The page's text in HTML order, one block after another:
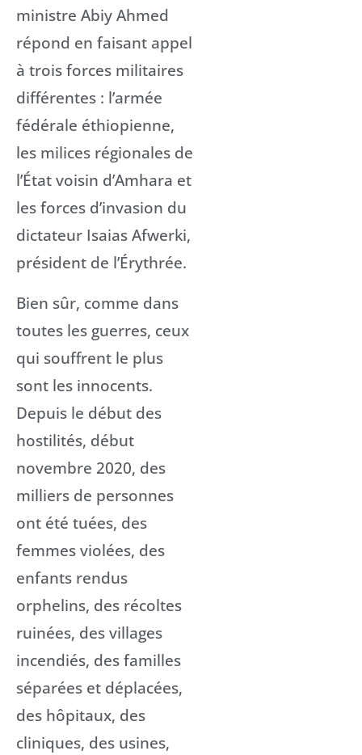
ministre Abiy Ahmed
répond en faisant appel
à trois forces militaires
différentes : l’armée
fédérale éthiopienne,
les milices régionales de
l’État voisin d’Amhara et
les forces d’invasion du
dictateur Isaias Afwerki,
président de l’Érythrée.
Bien sûr, comme dans
toutes les guerres, ceux
qui souffrent le plus
sont les innocents.
Depuis le début des
hostilités, début
novembre 2020, des
milliers de personnes
ont été tuées, des
femmes violées, des
enfants rendus
orphelins, des récoltes
ruinées, des villages
incendiés, des familles
séparées et déplacées,
des hôpitaux, des
cliniques, des usines,